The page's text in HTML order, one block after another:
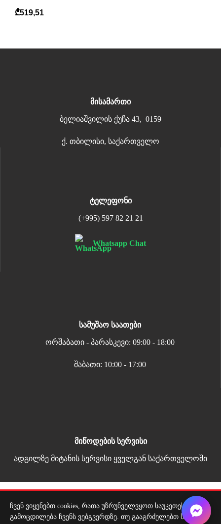
₾519,51
მისამართი
ბელიაშვილის ქუჩა 43, 0159
ქ. თბილისი, საქართველო
ტელეფონი
(+995) 597 82 21 21
Whatsapp Chat
სამუშაო საათები
ორშაბათი - პარასკევი: 09:00 - 18:00
შაბათი: 10:00 - 17:00
მიწოდების სერვისი
ადგილზე მიტანის სერვისი ყველგან საქართველოში
მარტივი გადახდა
ჩვენ ვიყენებთ cookies, რათა უზრუნველვყოთ საუკეთესო
გამოცდილება ჩვენს ვებგვერდზე. თუ გააგრძელებთ საიტის